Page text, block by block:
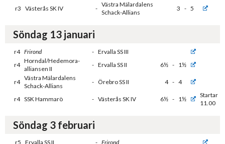
r3 Västerås SK IV -
Västra Mälardalens
Schack-Allians
3 - 5
Söndag 13 januari
r4 Frirond - Ervalla SS III
r4
Horndal/Hedemora-
alliansen II
- Ervalla SS II 6½ - 1½
r4
Västra Mälardalens
Schack-Allians
- Örebro SS II 4 - 4
r4 SSK Hammarö - Västerås SK IV 6½ - 1½
Startar
11.00
Söndag 3 februari
r5 Ervalla SS II - Frirond